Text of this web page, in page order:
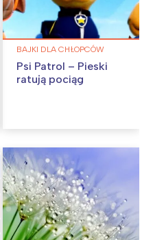
BAJKI DLA CHŁOPCÓW
Psi Patrol – Pieski
ratują pociąg